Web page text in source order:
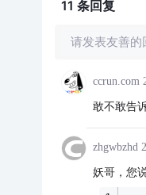
11 条回复
请发表友善
ccrun.com
敢不敢告
zhgwbzhd
妖哥，您